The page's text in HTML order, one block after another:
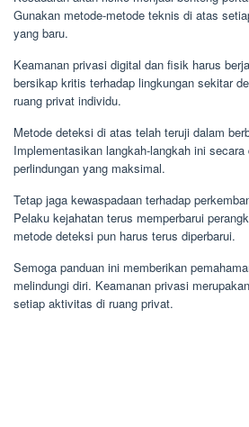
Gunakan metode-metode teknis di atas
yang baru.
Keamanan privasi digital dan fisik harus
bersikap kritis terhadap lingkungan sekitar
ruang privat individu.
Metode deteksi di atas telah teruji dalam
Implementasikan langkah-langkah ini
perlindungan yang maksimal.
Tetap jaga kewaspadaan terhadap
Pelaku kejahatan terus memperbarui
metode deteksi pun harus terus diperbarui.
Semoga panduan ini memberikan
melindungi diri. Keamanan privasi
setiap aktivitas di ruang privat.